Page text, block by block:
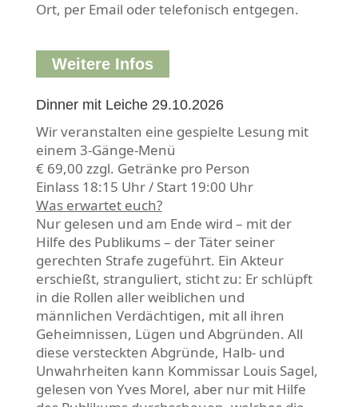
Ort, per Email oder telefonisch entgegen.
Weitere Infos
Dinner mit Leiche 29.10.2026
Wir veranstalten eine gespielte Lesung mit
einem 3-Gänge-Menü
€ 69,00 zzgl. Getränke pro Person
Einlass 18:15 Uhr / Start 19:00 Uhr
Was erwartet euch?
Nur gelesen und am Ende wird – mit der
Hilfe des Publikums – der Täter seiner
gerechten Strafe zugeführt. Ein Akteur
erschießt, stranguliert, sticht zu: Er schlüpft
in die Rollen aller weiblichen und
männlichen Verdächtigen, mit all ihren
Geheimnissen, Lügen und Abgründen. All
diese versteckten Abgründe, Halb- und
Unwahrheiten kann Kommissar Louis Sagel,
gelesen von Yves Morel, aber nur mit Hilfe